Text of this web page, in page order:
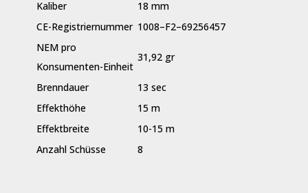
Kaliber
18 mm
CE-Registriernummer 1008–F2–69256457
NEM pro
Konsumenten-Einheit
31,92 gr
Brenndauer
13 sec
Effekthöhe
15 m
Effektbreite
10-15 m
Anzahl Schüsse
8